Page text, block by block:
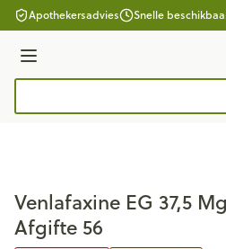
Ga naar de inhoud
Apothekersadvies Snelle
Menu
Venlafaxine EG 37,5
Afgifte 56